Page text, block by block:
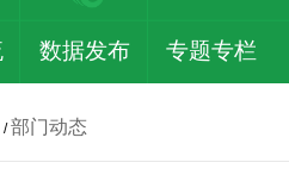
数据发布 专题专栏
/部门动态